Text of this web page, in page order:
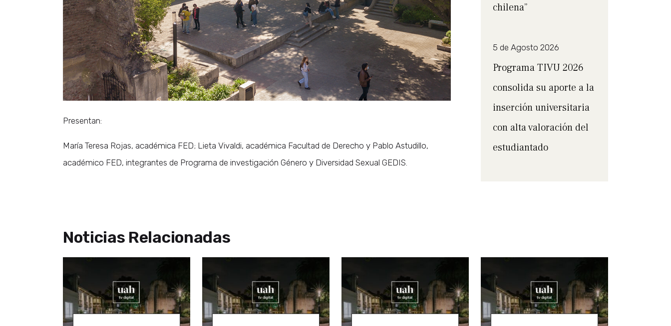
Presentan:
María Teresa Rojas, académica FED; Lieta Vivaldi, académica Facultad de Derecho y Pablo Astudillo,
académico FED, integrantes de Programa de investigación Género y Diversidad Sexual GEDIS.
chilena”
5 de Agosto 2026
Programa TIVU 2026
consolida su aporte a la
inserción universitaria
con alta valoración del
estudiantado
Noticias Relacionadas